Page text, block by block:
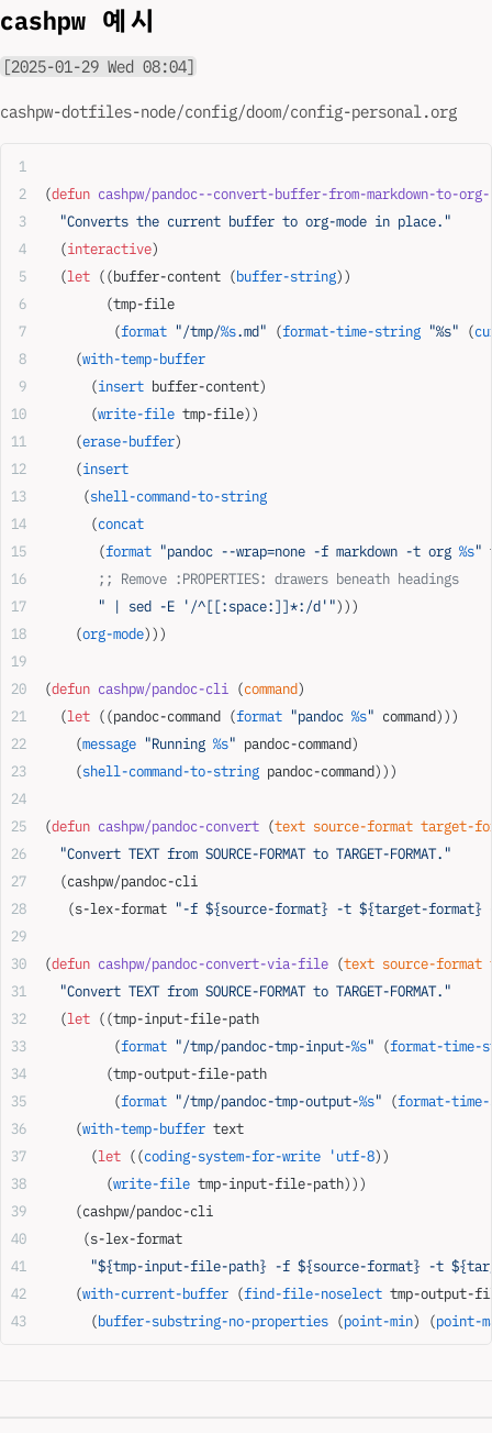
cashpw 예시
[2025-01-29 Wed 08:04]
cashpw-dotfiles-node/config/doom/config-personal.org
(defun cashpw/pandoc--convert-buffer-from-markdown-to-
  "Converts the current buffer to org-mode in place."
  (
interactive)
  (
let ((buffer-content (buffer-string))
        (tmp-file
         (
format "/tmp/%s.md" (format-time-string "%s" (
    (
with-temp-buffer
      (
insert buffer-content)
      (
write-file tmp-file))
    (
erase-buffer)
    (
insert
     (
shell-command-to-string
      (
concat
       (
format "pandoc --wrap=none -f markdown -t org %s"
       ;; Remove :PROPERTIES: drawers beneath headings
       " | sed -E '/^[[:space:]]*:/d'"
)))
    (
org-mode)))
(defun cashpw/pandoc-cli (command)
  (
let ((pandoc-command (format "pandoc %s" command)))
    (
message "Running %s" pandoc-command)
    (
shell-command-to-string pandoc-command)))
(defun cashpw/pandoc-convert (text source-format target-
  "Convert TEXT from SOURCE-FORMAT to TARGET-FORMAT."
  (cashpw/pandoc-cli
   (s-lex-format
"-f ${source-format} -t ${target-format}
(defun cashpw/pandoc-convert-via-file (text source-format
  "Convert TEXT from SOURCE-FORMAT to TARGET-FORMAT."
  (
let ((tmp-input-file-path
         (
format "/tmp/pandoc-tmp-input-%s" (format-time-
        (tmp-output-file-path
         (
format "/tmp/pandoc-tmp-output-%s" (format-
    (
with-temp-buffer text
      (
let ((coding-system-for-write 'utf-8))
        (
write-file tmp-input-file-path)))
    (cashpw/pandoc-cli
     (s-lex-format
"${tmp-input-file-path} -f ${source-format} -t
    (
with-current-buffer (find-file-noselect tmp-output-
      (
buffer-substring-no-properties (point-min) (point-